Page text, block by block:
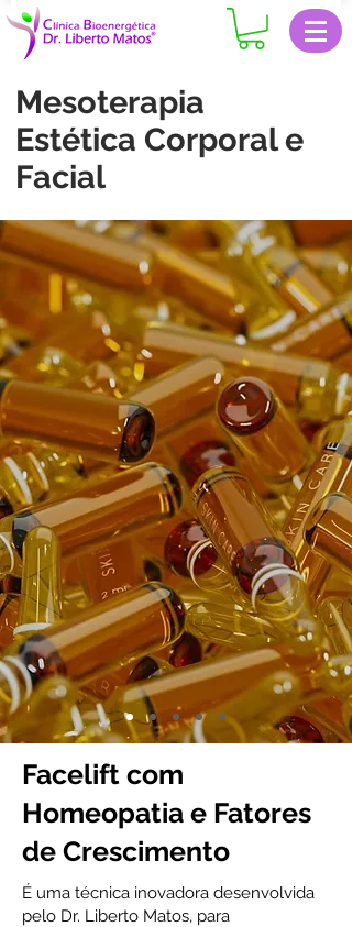
Mesoterapia
Estética Corporal e
Facial
Facelift com
Homeopatia e Fatores
de Crescimento
É uma técnica inovadora desenvolvida
pelo Dr. Liberto Matos, para